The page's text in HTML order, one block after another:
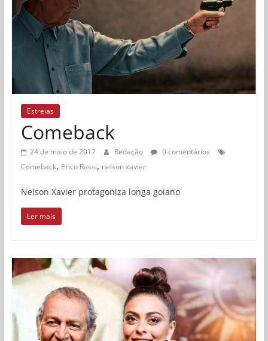
Estreias
Comeback
24 de maio de 2017 Redação
0 comentários
Comeback, Erico Rassi, nelson xavier
Nelson Xavier protagoniza longa goiano
Ler mais